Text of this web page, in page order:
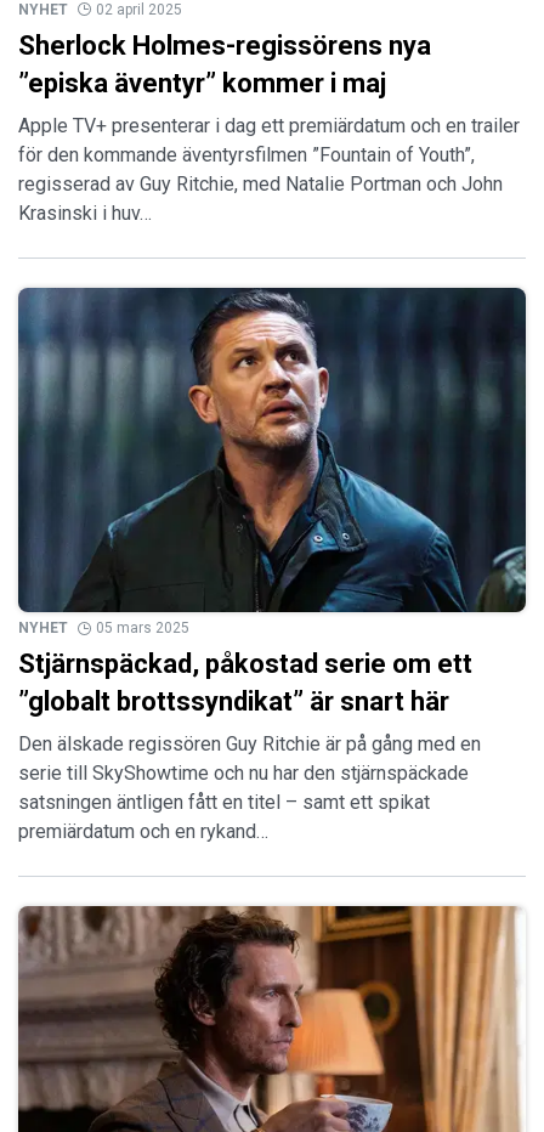
NYHET 02 april 2025
Sherlock Holmes-regissörens nya
”episka äventyr” kommer i maj
Apple TV+ presenterar i dag ett premiärdatum och en trailer
för den kommande äventyrsfilmen ”Fountain of Youth”,
regisserad av Guy Ritchie, med Natalie Portman och John
Krasinski i huv…
NYHET 05 mars 2025
Stjärnspäckad, påkostad serie om ett
”globalt brottssyndikat” är snart här
Den älskade regissören Guy Ritchie är på gång med en
serie till SkyShowtime och nu har den stjärnspäckade
satsningen äntligen fått en titel – samt ett spikat
premiärdatum och en rykand…